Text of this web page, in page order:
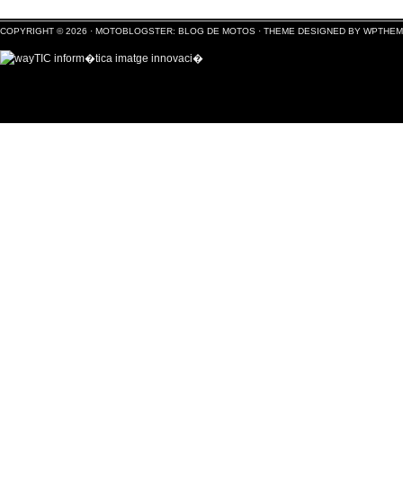
COPYRIGHT © 2026 · MOTOBLOGSTER: BLOG DE MOTOS · THEME DESIGNED BY